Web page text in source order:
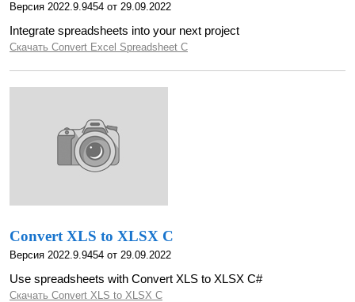
Версия 2022.9.9454 от 29.09.2022
Integrate spreadsheets into your next project
Скачать Convert Excel Spreadsheet C
Convert XLS to XLSX C
Версия 2022.9.9454 от 29.09.2022
Use spreadsheets with Convert XLS to XLSX C#
Скачать Convert XLS to XLSX C